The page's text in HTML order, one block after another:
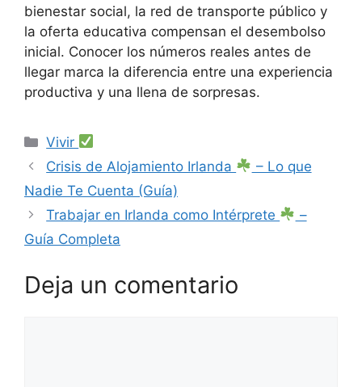
bienestar social, la red de transporte público y
la oferta educativa compensan el desembolso
inicial. Conocer los números reales antes de
llegar marca la diferencia entre una experiencia
productiva y una llena de sorpresas.
Categorías
Vivir
Crisis de Alojamiento Irlanda
– Lo que
Nadie Te Cuenta (Guía)
Trabajar en Irlanda como Intérprete
–
Guía Completa
Deja un comentario